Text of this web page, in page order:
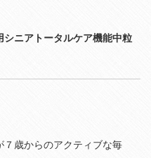
ニアトータルケア機能中粒
７歳からのアクティブな毎